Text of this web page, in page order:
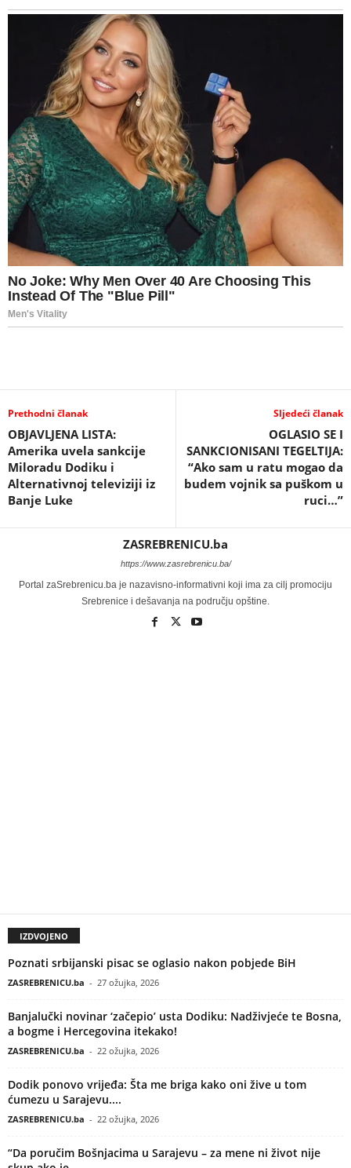
Prethodni članak
OBJAVLJENA LISTA:
Amerika uvela sankcije
Miloradu Dodiku i
Alternativnoj televiziji iz
Banje Luke
Sljedeći članak
OGLASIO SE I
SANKCIONISANI TEGELTIJA:
“Ako sam u ratu mogao da
budem vojnik sa puškom u
ruci…”
ZASREBRENICU.ba
https://www.zasrebrenicu.ba/
Portal zaSrebrenicu.ba je nazavisno-informativni koji ima za cilj promociju
Srebrenice i dešavanja na području opštine.
IZDVOJENO
Poznati srbijanski pisac se oglasio nakon pobjede BiH
ZASREBRENICU.ba - 27 ožujka, 2026
Banjalučki novinar ‘začepio’ usta Dodiku: Nadživjeće te Bosna,
a bogme i Hercegovina itekako!
ZASREBRENICU.ba - 22 ožujka, 2026
Dodik ponovo vrijeđa: Šta me briga kako oni žive u tom
ćumezu u Sarajevu....
ZASREBRENICU.ba - 22 ožujka, 2026
“Da poručim Bošnjacima u Sarajevu – za mene ni život nije